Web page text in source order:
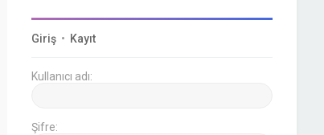
Giriş • Kayıt
Kullanıcı adı:
Şifre: